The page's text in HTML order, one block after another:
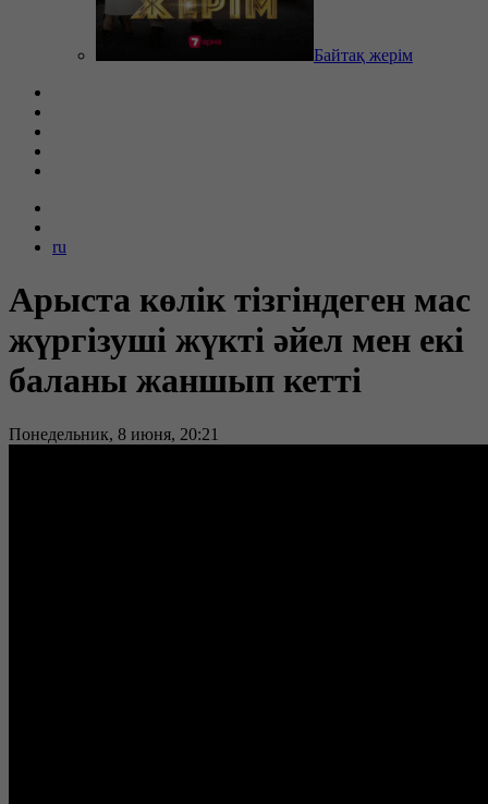
Байтақ жерім
ru
Арыста көлік тізгіндеген мас
жүргізуші жүкті әйел мен екі
баланы жаншып кетті
Понедельник, 8 июня, 20:21